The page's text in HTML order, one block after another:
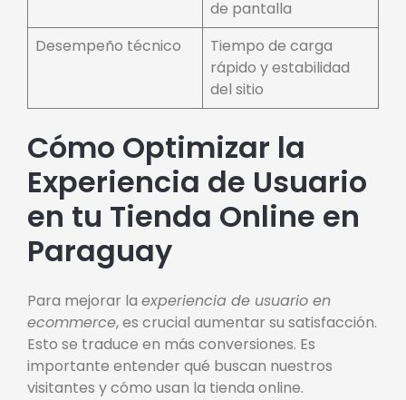
de pantalla
Desempeño técnico
Tiempo de carga
rápido y estabilidad
del sitio
Cómo Optimizar la
Experiencia de Usuario
en tu Tienda Online en
Paraguay
Para mejorar la experiencia de usuario en
ecommerce, es crucial aumentar su satisfacción.
Esto se traduce en más conversiones. Es
importante entender qué buscan nuestros
visitantes y cómo usan la tienda online.